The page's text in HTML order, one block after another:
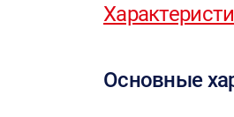
Основные